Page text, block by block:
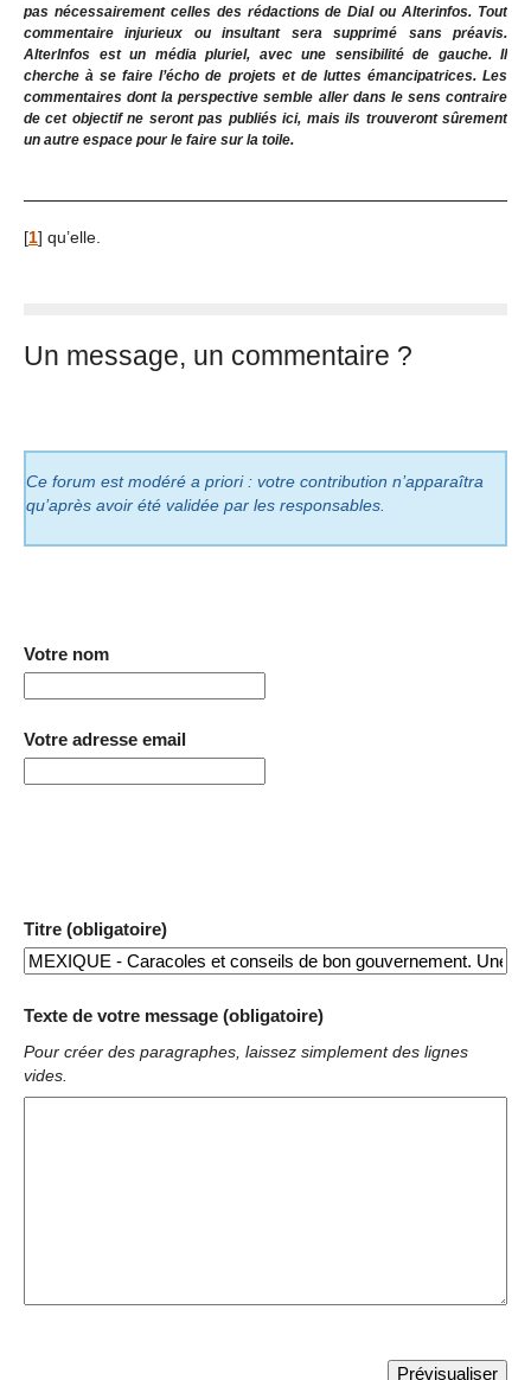
pas nécessairement celles des rédactions de Dial ou Alterinfos. Tout
commentaire injurieux ou insultant sera supprimé sans préavis.
AlterInfos est un média pluriel, avec une sensibilité de gauche. Il
cherche à se faire l’écho de projets et de luttes émancipatrices. Les
commentaires dont la perspective semble aller dans le sens contraire
de cet objectif ne seront pas publiés ici, mais ils trouveront sûrement
un autre espace pour le faire sur la toile.
[1] qu’elle.
Un message, un commentaire ?
Ce forum est modéré a priori : votre contribution n’apparaîtra
qu’après avoir été validée par les responsables.
Votre nom
Votre adresse email
Titre (obligatoire)
Texte de votre message (obligatoire)
Pour créer des paragraphes, laissez simplement des lignes
vides.